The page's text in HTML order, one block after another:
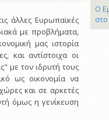
άλλες Ευρωπαϊκές
με προβλήματα,
μας ιστορία
και αντίστοιχα οι
με τον ιδρυτή τους
ως οικονομία να
και σε αρκετές
όμως η γενίκευση
Ο